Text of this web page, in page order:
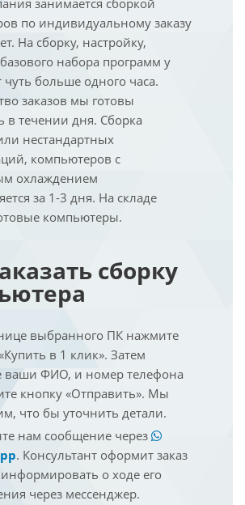
занимается сборкой
по индивидуальному заказу
На сборку, настройку,
набора программ у
чуть больше одного часа.
заказов мы готовы
в течении дня. Сборка
нестандартных
компьютеров с
охлаждением
за 1-3 дня. На складе
компьютеры.
сборку
выбранного ПК нажмите
в 1 клик». Затем
ваши ФИО, и номер телефона
кнопку «Отправить». Мы
что бы уточнить детали.
нам сообщение через
. Консультант оформит заказ
о ходе его
через мессенджер.